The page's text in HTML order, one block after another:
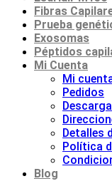
Fibras
Prueba
Exosomas
Péptidos
Mi Cuenta
Mi
Pedidos
Detalles
Política
Blog